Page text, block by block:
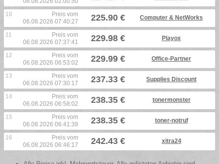
10
Preis vom
06.08.2026 07:40:27
225.90 € Computer & NetWorks
11
Preis vom
06.08.2026 07:37:41
229.98 € Playox
12
Preis vom
06.08.2026 06:53:02
229.99 € Office-Partner
13
Preis vom
06.08.2026 07:30:17
237.33 € Supplies Discount
14
Preis vom
06.08.2026 06:58:02
238.35 € tonermonster
15
Preis vom
06.08.2026 06:41:39
238.35 € toner-notruf
16
Preis vom
06.08.2026 06:46:17
242.43 € xitra24